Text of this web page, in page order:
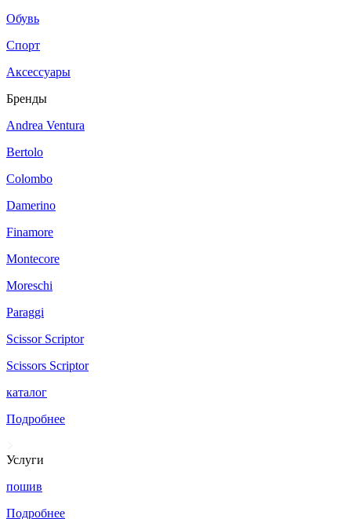
Обувь
Спорт
Аксессуары
Бренды
Andrea Ventura
Bertolo
Colombo
Damerino
Finamore
Montecore
Moreschi
Paraggi
Scissor Scriptor
Scissors Scriptor
каталог
Подробнее
Услуги
пошив
Подробнее